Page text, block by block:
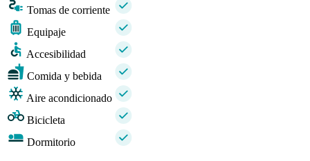
Tomas de corriente
Equipaje
Accesibilidad
Comida y bebida
Aire acondicionado
Bicicleta
Dormitorio